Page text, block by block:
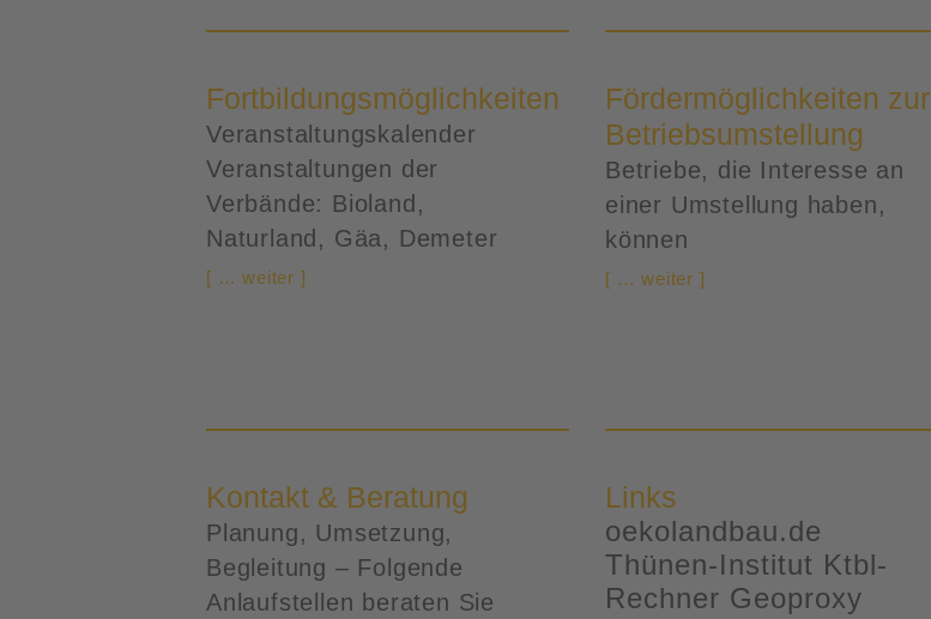
Fortbildungsmöglichkeiten
Veranstaltungskalender
Veranstaltungen der
Verbände: Bioland,
Naturland, Gäa, Demeter
[ … weiter ]
Fördermöglichkeiten zur
Betriebsumstellung
Betriebe, die Interesse an
einer Umstellung haben,
können
[ … weiter ]
Kontakt & Beratung
Planung, Umsetzung,
Begleitung – Folgende
Anlaufstellen beraten Sie
Links
oekolandbau.de
Thünen-Institut Ktbl-
Rechner Geoproxy